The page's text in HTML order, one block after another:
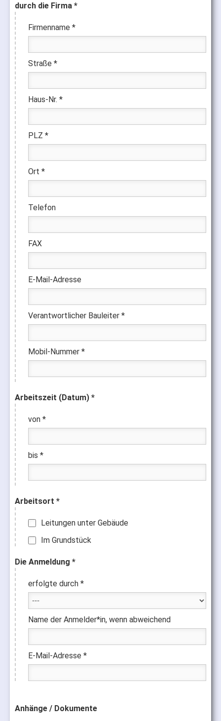
durch die Firma *
Firmenname *
Straße *
Haus-Nr. *
PLZ *
Ort *
Telefon
FAX
E-Mail-Adresse
Verantwortlicher Bauleiter *
Mobil-Nummer *
Arbeitszeit (Datum) *
von *
bis *
Arbeitsort *
Leitungen unter Gebäude
Im Grundstück
Die Anmeldung *
erfolgte durch *
Name der Anmelder*in, wenn abweichend
E-Mail-Adresse *
Anhänge / Dokumente